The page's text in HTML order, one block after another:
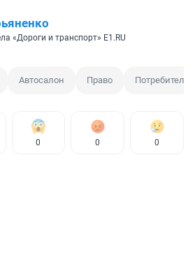
«Дороги и транспорт» E1.RU
Автосалон Право Потребитель
0 0 0